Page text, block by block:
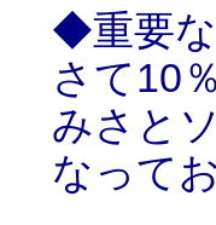
◆重要
さて10
みさと
なって